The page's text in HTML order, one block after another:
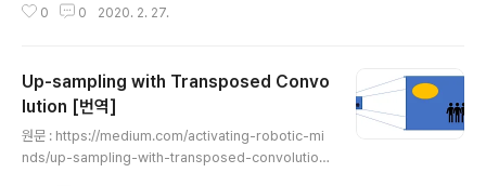
volutional 계층을 정의하는 몇 가지 매개변수를 정의할
픽셀이 선택된다. Stride : stride는 이미지를 통과할 때
커널의 step size로 정의한다. 기본값은 보통 1이지만 M
axPooling과 유사한 이미지를 다운 샘플링하는 데 2의 s
tride를 사용할 수 있다. Padding : padding은 샘플의
테두리를 처리하는 방법을 정의한다. 패딩 된 c..
0 0 2020. 2. 27.
Up-sampling with Transposed Convo
lution [번역]
원문 : https://medium.com/activating-robotic-mi
nds/up-sampling-with-transposed-convolution